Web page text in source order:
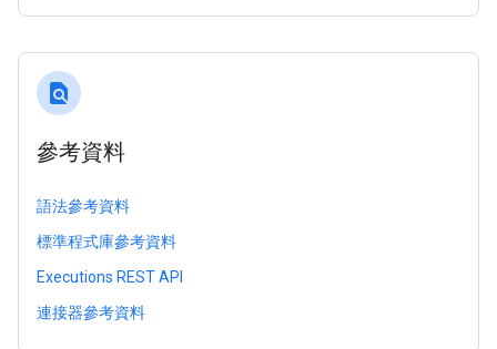
find_in_page
參考資料
語法參考資料
標準程式庫參考資料
Executions REST API
連接器參考資料